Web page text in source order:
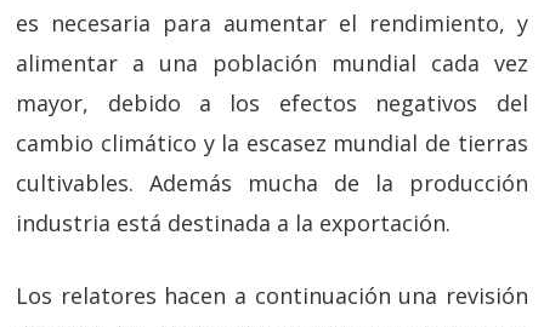
es necesaria para aumentar el rendimiento, y
alimentar a una población mundial cada vez
mayor, debido a los efectos negativos del
cambio climático y la escasez mundial de tierras
cultivables. Además mucha de la producción
industria está destinada a la exportación.
Los relatores hacen a continuación una revisión